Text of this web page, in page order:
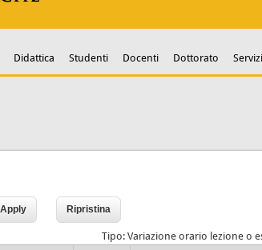
Didattica Studenti Docenti Dottorato Servizi
Tipo: Variazione orario lezione o